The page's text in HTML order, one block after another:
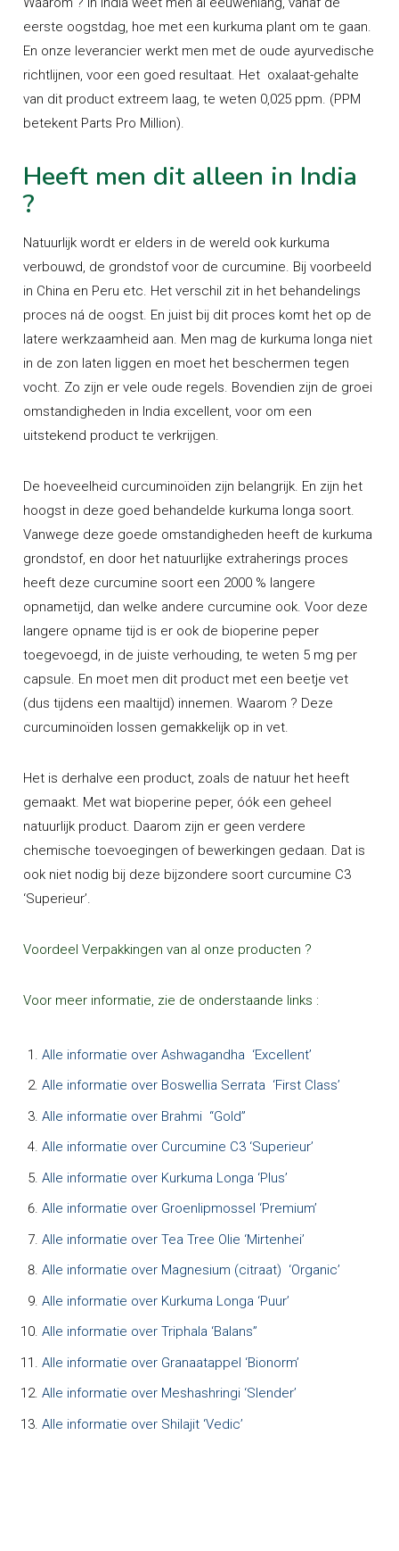
eerste oogstdag, hoe met een kurkuma plant om te gaan.
En onze leverancier werkt men met de oude ayurvedische
richtlijnen, voor een goed resultaat. Het oxalaat-gehalte
van dit product extreem laag, te weten 0,025 ppm. (PPM
betekent Parts Pro Million).
Heeft men dit alleen in India
?
Natuurlijk wordt er elders in de wereld ook kurkuma
verbouwd, de grondstof voor de curcumine. Bij voorbeeld
in China en Peru etc. Het verschil zit in het behandelings
proces ná de oogst. En juist bij dit proces komt het op de
latere werkzaamheid aan. Men mag de kurkuma longa niet
in de zon laten liggen en moet het beschermen tegen
vocht. Zo zijn er vele oude regels. Bovendien zijn de groei
omstandigheden in India excellent, voor om een
uitstekend product te verkrijgen.
De hoeveelheid curcuminoïden zijn belangrijk. En zijn het
hoogst in deze goed behandelde kurkuma longa soort.
Vanwege deze goede omstandigheden heeft de kurkuma
grondstof, en door het natuurlijke extraherings proces
heeft deze curcumine soort een 2000 % langere
opnametijd, dan welke andere curcumine ook. Voor deze
langere opname tijd is er ook de bioperine peper
toegevoegd, in de juiste verhouding, te weten 5 mg per
capsule. En moet men dit product met een beetje vet
(dus tijdens een maaltijd) innemen. Waarom ? Deze
curcuminoïden lossen gemakkelijk op in vet.
Het is derhalve een product, zoals de natuur het heeft
gemaakt. Met wat bioperine peper, óók een geheel
natuurlijk product. Daarom zijn er geen verdere
chemische toevoegingen of bewerkingen gedaan. Dat is
ook niet nodig bij deze bijzondere soort curcumine C3
‘Superieur’.
Voordeel Verpakkingen van al onze producten ?
Voor meer informatie, zie de onderstaande links :
Alle informatie over Ashwagandha ‘Excellent’
Alle informatie over Boswellia Serrata ‘First Class’
Alle informatie over Brahmi “Gold”
Alle informatie over Curcumine C3 ‘Superieur’
Alle informatie over Kurkuma Longa ‘Plus’
Alle informatie over Groenlipmossel ‘Premium’
Alle informatie over Tea Tree Olie ‘Mirtenhei’
Alle informatie over Magnesium (citraat) ‘Organic’
Alle informatie over Kurkuma Longa ‘Puur’
Alle informatie over Triphala ‘Balans”
Alle informatie over Granaatappel ‘Bionorm’
Alle informatie over Meshashringi ‘Slender’
Alle informatie over Shilajit ‘Vedic’